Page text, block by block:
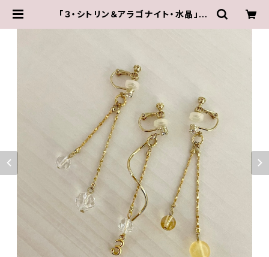
「３・シトリン＆アラゴナイト・水晶」【3